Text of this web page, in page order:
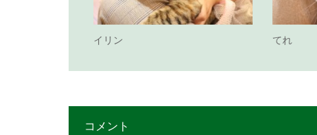
イリン てれ
コメント